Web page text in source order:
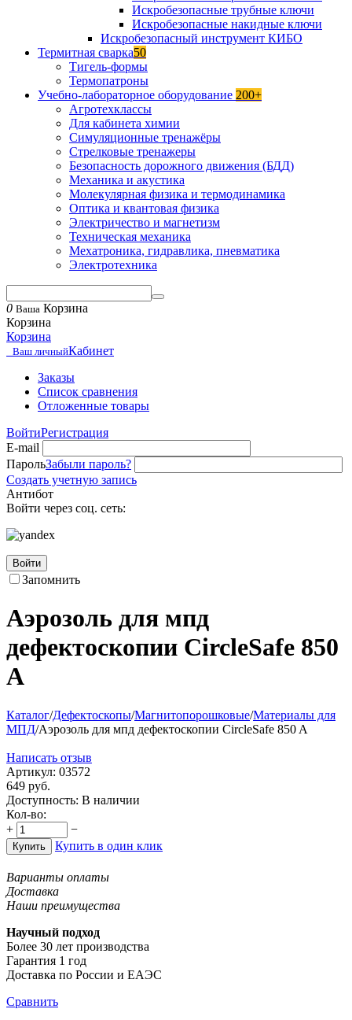
Искробезопасные трубные ключи
Искробезопасные накидные ключи
Искробезопасный инструмент КИБО
Термитная сварка50
Тигель-формы
Термопатроны
Учебно-лабораторное оборудование 200+
Агротехклассы
Для кабинета химии
Симуляционные тренажёры
Стрелковые тренажеры
Безопасность дорожного движения (БДД)
Механика и акустика
Молекулярная физика и термодинамика
Оптика и квантовая физика
Электричество и магнетизм
Техническая механика
Мехатроника, гидравлика, пневматика
Электротехника
0 Ваша Корзина
Корзина
Корзина
Ваш личныйКабинет
Заказы
Список сравнения
Отложенные товары
ВойтиРегистрация
E-mail
ПарольЗабыли пароль?
Создать учетную запись
Антибот
Войти через соц. сеть:
Войти
Запомнить
Аэрозоль для мпд
дефектоскопии CircleSafe 850
A
Каталог/Дефектоскопы/Магнитопорошковые/Материалы для
МПД/Аэрозоль для мпд дефектоскопии CircleSafe 850 A
Написать отзыв
Артикул: 03572
649 руб.
Доступность: В наличии
Кол-во:
+
−
Купить Купить в один клик
Варианты оплаты
Доставка
Наши преимущества
Научный подход
Более 30 лет производства
Гарантия 1 год
Доставка по России и ЕАЭС
Сравнить